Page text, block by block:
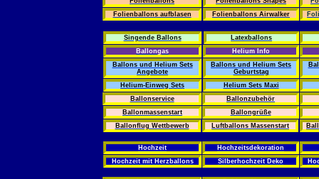
Folienballons aufblasen
Folienballons Airwalker
Singende Ballons
Latexballons
Ballongas
Helium Info
Ballons und Helium Sets
Angebote
Ballons und Helium Sets
Geburtstag
Helium-Einweg Sets
Helium Sets Maxi
Ballonservice
Ballonzubehör
Ballonmassenstart
Ballongrüße
Ballonflug Wettbewerb
Luftballons Massenstart
Hochzeit
Hochzeitsdekoration
Hochzeit mit Herzballons
Silberhochzeit Deko